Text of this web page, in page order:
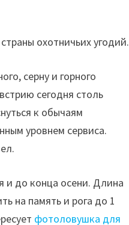
охотничьих угодий.
серну и горного
сегодня столь
к обычаям
уровнем сервиса.
и до конца осени. Длина
на память и рога до 1
фотоловушка для